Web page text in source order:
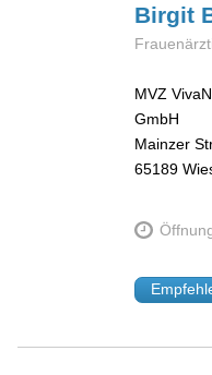
Birgit
MVZ
GmbH
Mainzer
65189